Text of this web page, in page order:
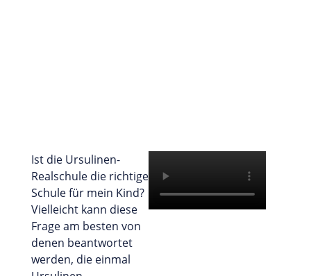
Ist die Ursulinen-
Realschule die richtige
Schule für mein Kind?
Vielleicht kann diese
Frage am besten von
denen beantwortet
werden, die einmal